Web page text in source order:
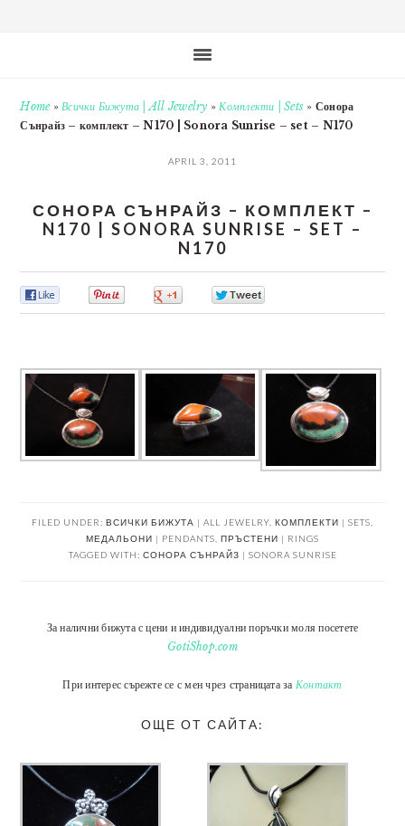
Home»Всички Бижута | All Jewelry »Комплекти | Sets » Сонора
Сънрайз – комплект – N170 | Sonora Sunrise – set – N170
APRIL 3, 2011
СОНОРА СЪНРАЙЗ – КОМПЛЕКТ –
N170 | SONORA SUNRISE – SET –
N170
FILED UNDER: ВСИЧКИ БИЖУТА | ALL JEWELRY, КОМПЛЕКТИ | SETS,
МЕДАЛЬОНИ | PENDANTS, ПРЪСТЕНИ | RINGS
TAGGED WITH: СОНОРА СЪНРАЙЗ | SONORA SUNRISE
За налични бижута с цени и индивидуални поръчки моля посетете
GotiShop.com
При интерес сърежте се с мен чрез страницата за Контакт
ОЩЕ ОТ САЙТА: